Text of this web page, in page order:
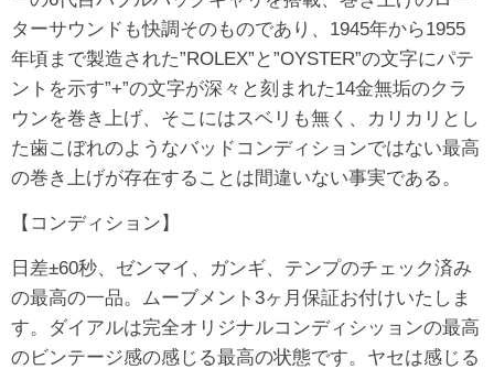
ターサウンドも快調そのものであり、1945年から1955
年頃まで製造された”ROLEX”と”OYSTER”の文字にパテ
ントを示す”+”の文字が深々と刻まれた14金無垢のクラ
ウンを巻き上げ、そこにはスベリも無く、カリカリとし
た歯こぼれのようなバッドコンディションではない最高
の巻き上げが存在することは間違いない事実である。
【コンディション】
日差±60秒、ゼンマイ、ガンギ、テンプのチェック済み
の最高の一品。ムーブメント3ヶ月保証お付けいたしま
す。ダイアルは完全オリジナルコンディシッョンの最高
のビンテージ感の感じる最高の状態です。ヤセは感じる